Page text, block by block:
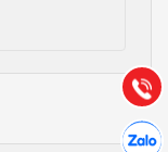
Gọi
22.166.144
Chát
vấn